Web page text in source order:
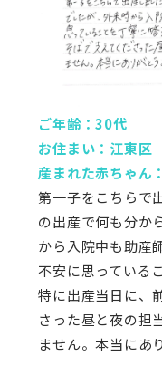
ご年齢：30代
お住まい：江東区
産まれた赤ちゃん
第一子をこちらで
の出産で何も分か
から入院中も助産
不安に思っている
特に出産当日に、
さった昼と夜の担
ません。本当にあ